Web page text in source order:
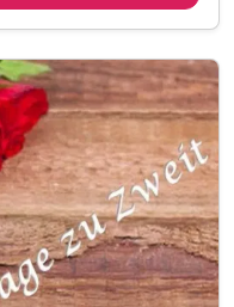
Abendessen
Golfclub*